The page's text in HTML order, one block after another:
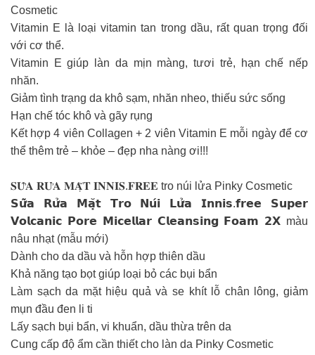
Cosmetic
Vitamin E là loại vitamin tan trong dầu, rất quan trọng đối
với cơ thể.
Vitamin E giúp làn da mịn màng, tươi trẻ, hạn chế nếp
nhăn.
Giảm tình trạng da khô sạm, nhăn nheo, thiếu sức sống
Hạn chế tóc khô và gãy rụng
Kết hợp 4 viên Collagen + 2 viên Vitamin E mỗi ngày để cơ
thể thêm trẻ – khỏe – đẹp nha nàng ơi!!!
𝐒𝐔̛̃𝐀 𝐑𝐔̛̉𝐀 𝐌𝐀̣̆𝐓 𝐈𝐍𝐍𝐈𝐒.𝐅𝐑𝐄𝐄 tro núi lửa Pinky Cosmetic
𝗦𝘂̛̃𝗮 𝗥𝘂̛̉𝗮 𝗠𝗮̣̆𝘁 𝗧𝗿𝗼 𝗡𝘂́𝗶 𝗟𝘂̛̉𝗮 𝗜𝗻𝗻𝗶𝘀.𝗳𝗿𝗲𝗲 𝗦𝘂𝗽𝗲𝗿
𝗩𝗼𝗹𝗰𝗮𝗻𝗶𝗰 𝗣𝗼𝗿𝗲 𝗠𝗶𝗰𝗲𝗹𝗹𝗮𝗿 𝗖𝗹𝗲𝗮𝗻𝘀𝗶𝗻𝗴 𝗙𝗼𝗮𝗺 𝟮𝗫 màu
nâu nhạt (mẫu mới)
Dành cho da dầu và hỗn hợp thiên dầu
Khả năng tạo bọt giúp loại bỏ các bụi bẩn
Làm sạch da mặt hiệu quả và se khít lỗ chân lông, giảm
mụn đầu đen li ti
Lấy sạch bụi bẩn, vi khuẩn, dầu thừa trên da
Cung cấp độ ẩm cần thiết cho làn da Pinky Cosmetic